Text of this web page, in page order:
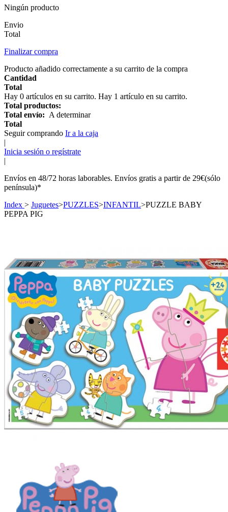
Ningún producto
Envio
Total
Finalizar compra
Producto añadido correctamente a su carrito de la compra
Cantidad
Total
Hay 0 artículos en su carrito. Hay 1 artículo en su carrito.
Total productos:
Total envío: A determinar
Total
Seguir comprando Ir a la caja
|
Inicia sesión o regístrate
|
Envíos en 48/72 horas laborables. Envíos gratis a partir de 29€(sólo
península)*
Index > Juguetes>PUZZLES>INFANTIL>PUZZLE BABY
PEPPA PIG